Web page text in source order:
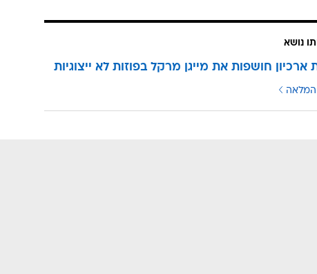
נושא
ארכיון חושפות את מייגן מרקל בפוזות לא ייצוגיות